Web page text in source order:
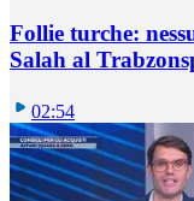
Follie turche:
Salah al
02:54